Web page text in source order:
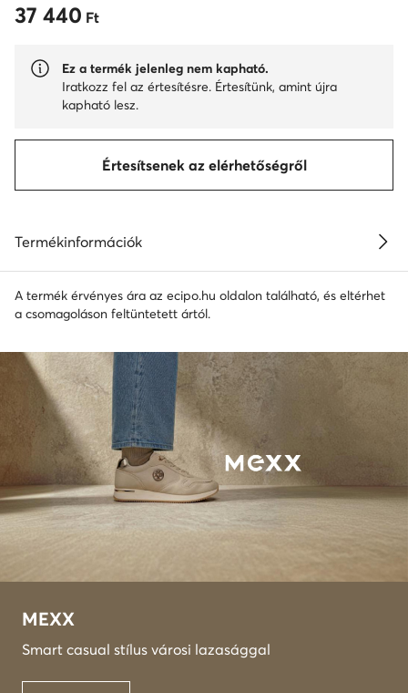
37 440 Ft
37 440 Ft
Ez a termék jelenleg nem kapható.
Iratkozz fel az értesítésre. Értesítünk, amint újra
kapható lesz.
Értesítsenek az elérhetőségről
Termékinformációk
A termék érvényes ára az ecipo.hu oldalon található, és eltérhet
a csomagoláson feltüntetett ártól.
MEXX
Smart casual stílus városi lazasággal